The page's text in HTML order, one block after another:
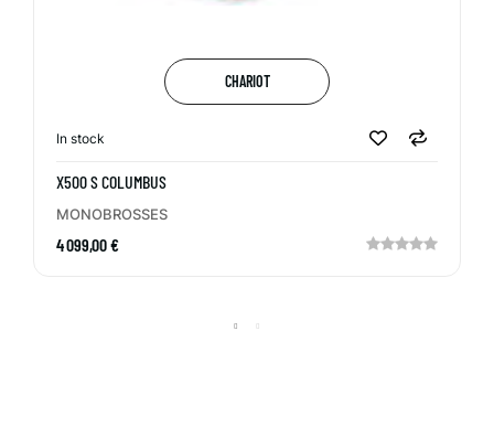
CHARIOT
In stock
X500 S COLUMBUS
MONOBROSSES
4 099,00 €